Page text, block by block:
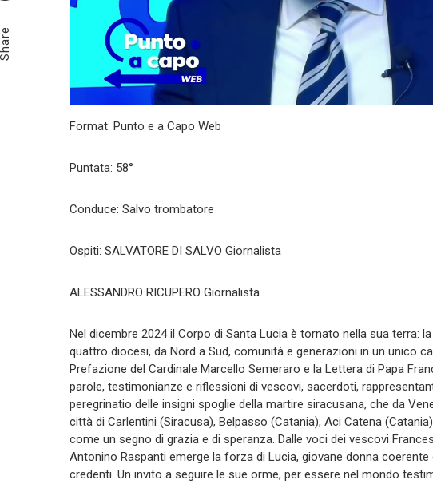
Format: Punto e a Capo Web
Puntata: 58°
Conduce: Salvo trombatore
Ospiti: SALVATORE DI SALVO Giornalista
ALESSANDRO RICUPERO Giornalista
Nel dicembre 2024 il Corpo di Santa Lucia è tornato nella sua terra:
quattro diocesi, da Nord a Sud, comunità e generazioni in un unico
Prefazione del Cardinale Marcello Semeraro e la Lettera di Papa
parole, testimonianze e riflessioni di vescovi, sacerdoti,
peregrinatio delle insigni spoglie della martire siracusana, che da
città di Carlentini (Siracusa), Belpasso (Catania), Aci Catena
come un segno di grazia e di speranza. Dalle voci dei vescovi
Antonino Raspanti emerge la forza di Lucia, giovane donna
credenti. Un invito a seguire le sue orme, per essere nel mondo